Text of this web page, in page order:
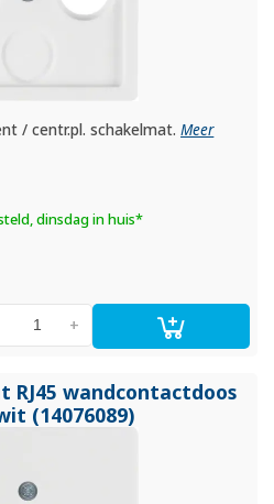
/ centr.pl. schakelmat.Meer
dinsdag in huis*
+
wandcontactdoos
(14076089)